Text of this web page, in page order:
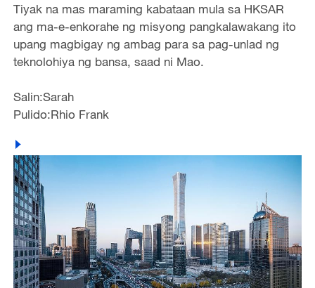
Tiyak na mas maraming kabataan mula sa HKSAR
ang ma-e-enkorahe ng misyong pangkalawakang ito
upang magbigay ng ambag para sa pag-unlad ng
teknolohiya ng bansa, saad ni Mao.
Salin:Sarah
Pulido:Rhio Frank